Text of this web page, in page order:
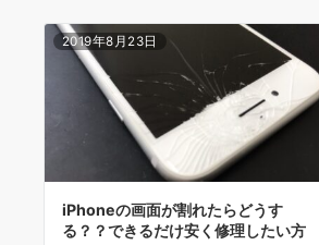
2019年8月23日
iPhoneの画面が割れたらどうす
る？？できるだけ安く修理したい方